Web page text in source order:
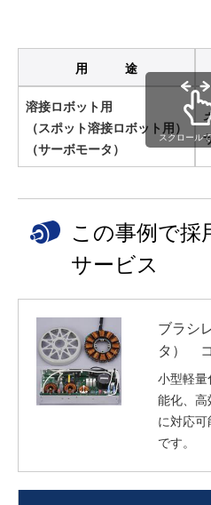
用 途
溶接ロボット用
（スポット溶接ロボット用）
（サーボモータ）
スクロール
この事例で採
サービス
ブラシ
タ）
小型軽量
能化、高
に対応
です。